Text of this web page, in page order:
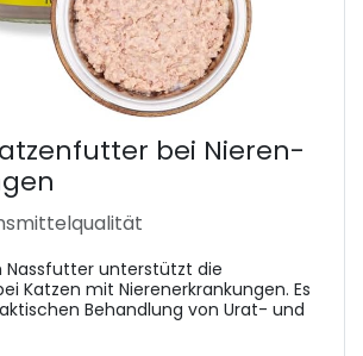
bei Nieren-
Nassfutter unterstützt die
Katzen mit Nierenerkrankungen. Es
Behandlung von Urat- und